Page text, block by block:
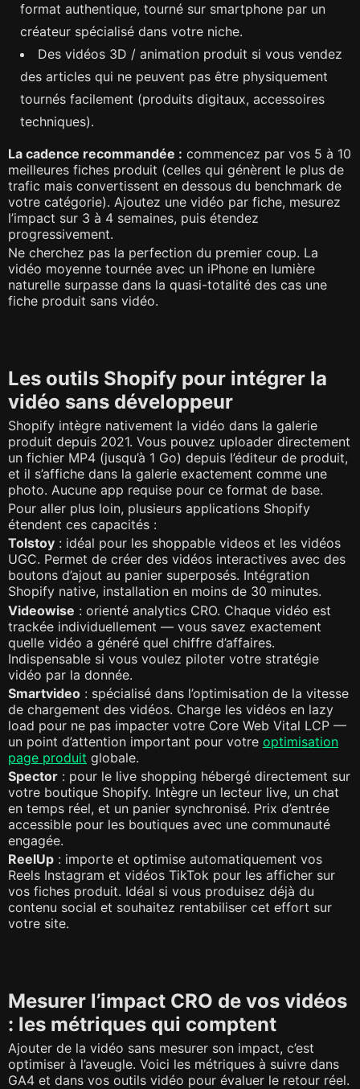
format authentique, tourné sur smartphone par un
créateur spécialisé dans votre niche.
Des vidéos 3D / animation produit si vous vendez
des articles qui ne peuvent pas être physiquement
tournés facilement (produits digitaux, accessoires
techniques).
La cadence recommandée : commencez par vos 5 à 10
meilleures fiches produit (celles qui génèrent le plus de
trafic mais convertissent en dessous du benchmark de
votre catégorie). Ajoutez une vidéo par fiche, mesurez
l’impact sur 3 à 4 semaines, puis étendez
progressivement.
Ne cherchez pas la perfection du premier coup. La
vidéo moyenne tournée avec un iPhone en lumière
naturelle surpasse dans la quasi-totalité des cas une
fiche produit sans vidéo.
Les outils Shopify pour intégrer la
vidéo sans développeur
Shopify intègre nativement la vidéo dans la galerie
produit depuis 2021. Vous pouvez uploader directement
un fichier MP4 (jusqu’à 1 Go) depuis l’éditeur de produit,
et il s’affiche dans la galerie exactement comme une
photo. Aucune app requise pour ce format de base.
Pour aller plus loin, plusieurs applications Shopify
étendent ces capacités :
Tolstoy : idéal pour les shoppable videos et les vidéos
UGC. Permet de créer des vidéos interactives avec des
boutons d’ajout au panier superposés. Intégration
Shopify native, installation en moins de 30 minutes.
Videowise : orienté analytics CRO. Chaque vidéo est
trackée individuellement — vous savez exactement
quelle vidéo a généré quel chiffre d’affaires.
Indispensable si vous voulez piloter votre stratégie
vidéo par la donnée.
Smartvideo : spécialisé dans l’optimisation de la vitesse
de chargement des vidéos. Charge les vidéos en lazy
load pour ne pas impacter votre Core Web Vital LCP —
un point d’attention important pour votre optimisation
page produit globale.
Spector : pour le live shopping hébergé directement sur
votre boutique Shopify. Intègre un lecteur live, un chat
en temps réel, et un panier synchronisé. Prix d’entrée
accessible pour les boutiques avec une communauté
engagée.
ReelUp : importe et optimise automatiquement vos
Reels Instagram et vidéos TikTok pour les afficher sur
vos fiches produit. Idéal si vous produisez déjà du
contenu social et souhaitez rentabiliser cet effort sur
votre site.
Mesurer l’impact CRO de vos vidéos
: les métriques qui comptent
Ajouter de la vidéo sans mesurer son impact, c’est
optimiser à l’aveugle. Voici les métriques à suivre dans
GA4 et dans vos outils vidéo pour évaluer le retour réel.